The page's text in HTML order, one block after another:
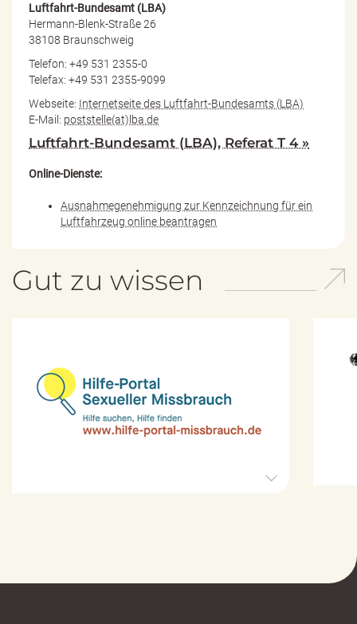
Luftfahrt-Bundesamt (LBA)
Hermann-Blenk-Straße 26
38108 Braunschweig
Telefon: +49 531 2355-0
Telefax: +49 531 2355-9099
Webseite: Internetseite des Luftfahrt-Bundesamts (LBA)
E-Mail: poststelle(at)lba.de
Luftfahrt-Bundesamt (LBA), Referat T 4 »
Online-Dienste:
Ausnahmegenehmigung zur Kennzeichnung für ein
Luftfahrzeug online beantragen
Gut zu wissen
o